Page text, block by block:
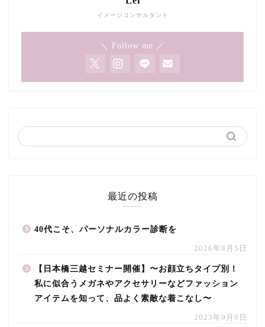
イメージコンサルタント
＼ Follow me ／
最近の投稿
40代こそ、パーソナルカラー診断を
2026年8月5日
【日本橋三越セミナー開催】〜お顔立ちタイプ別！
私に似合うメガネやアクセサリーなどファッション
アイテムを知って、品よく素敵な着こなし〜
2023年9月8日